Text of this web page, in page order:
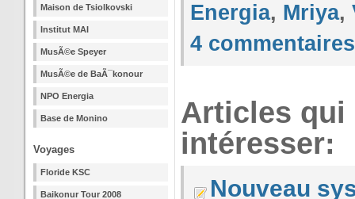
Maison de Tsiolkovski
Institut MAI
MusÃ©e Speyer
MusÃ©e de BaÃ¯konour
NPO Energia
Base de Monino
Voyages
Floride KSC
Baikonur Tour 2008
Energia, Mriya,
4
Articles qui
intéresser:
Nouveau